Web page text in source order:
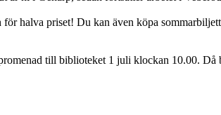
halva priset! Du kan även köpa
till biblioteket 1 juli klockan 10.00.